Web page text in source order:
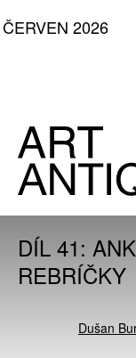
ČERVEN 2026
DÍL 41:
REBRÍČKY
Dušan